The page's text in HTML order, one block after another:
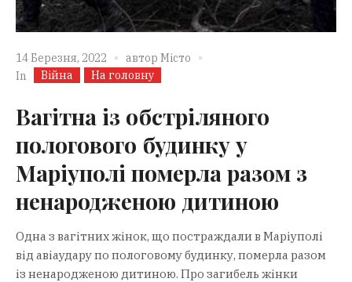
14 Березня, 2022 автор Місто
In
Війна На головну
Вагітна із обстріляного
пологового будинку у
Маріуполі померла разом з
ненародженою дитиною
Одна з вагітних жінок, що постраждали в Маріуполі
від авіаудару по пологовому будинку, померла разом
із ненародженою дитиною. Про загибель жінки